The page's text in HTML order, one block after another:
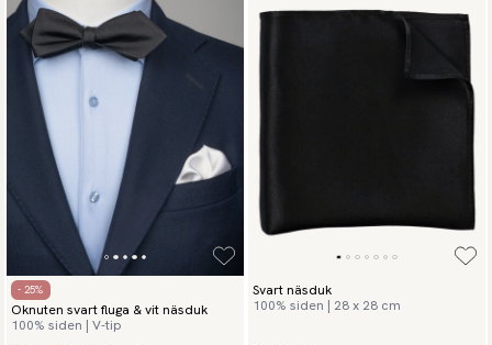
- 25%
Oknuten svart fluga & vit näsduk
100% siden | V-tip
Svart näsduk
100% siden | 28 x 28 cm